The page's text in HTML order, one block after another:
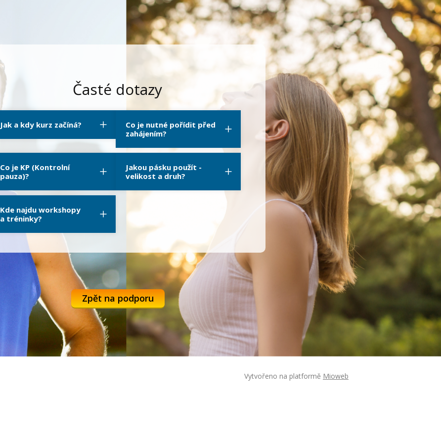
Časté dotazy
Jak a kdy kurz začíná?
Co je nutné pořídit před
zahájením?
Co je KP (Kontrolní
pauza)?
Jakou pásku použít -
velikost a druh?
Kde najdu workshopy
a tréninky?
Zpět na podporu
Vytvořeno na platformě Mioweb